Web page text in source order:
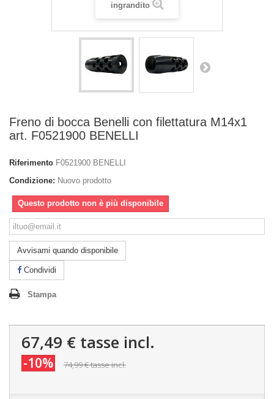
ingrandito
Freno di bocca Benelli con filettatura M14x1
art. F0521900 BENELLI
Riferimento F0521900 BENELLI
Condizione: Nuovo prodotto
Questo prodotto non è più disponibile
Avvisami quando disponibile
Condividi
Stampa
67,49 € tasse incl.
-10% 74,99 €tasse incl.